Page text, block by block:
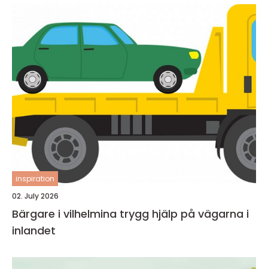
inspiration
02. July 2026
Bärgare i vilhelmina trygg hjälp på vägarna i
inlandet